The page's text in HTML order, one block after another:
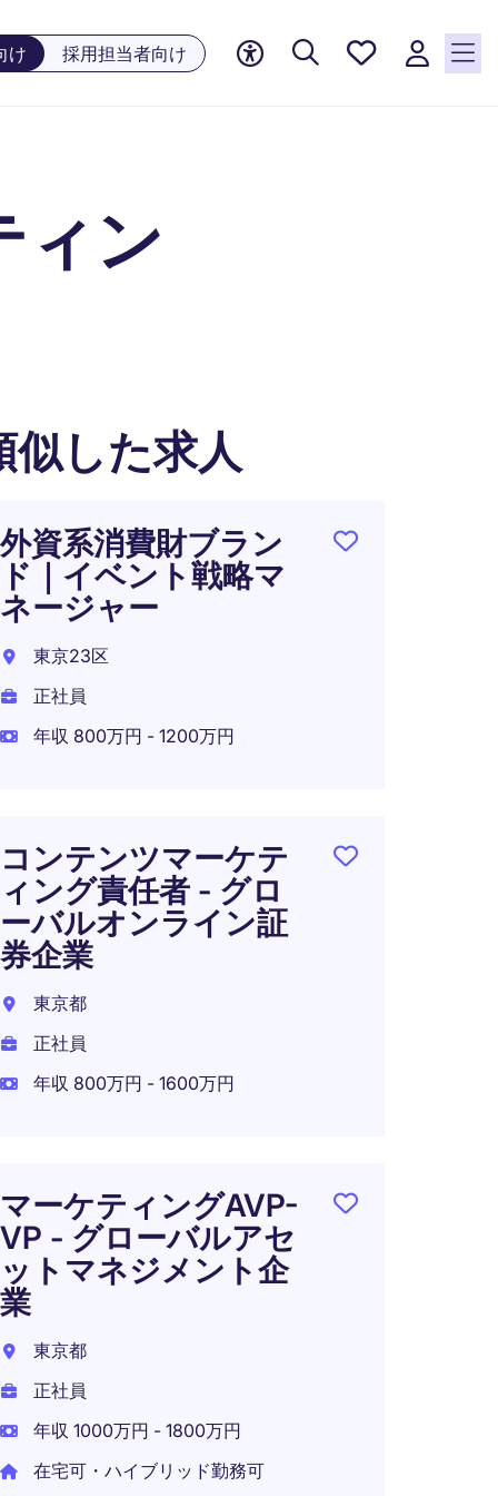
け 採用担当者向け
お気に
ィン
似した求人
外資系消費財ブラン
ド｜イベント戦略マ
ネージャー
東京23区
正社員
年収 800万円 - 1200万円
コンテンツマーケテ
ィング責任者 - グロ
ーバルオンライン証
券企業
東京都
正社員
年収 800万円 - 1600万円
マーケティングAVP-
VP - グローバルアセ
ットマネジメント企
業
東京都
正社員
年収 1000万円 - 1800万円
在宅可・ハイブリッド勤務可